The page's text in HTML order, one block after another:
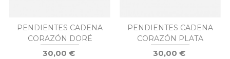
PENDIENTES CADENA
CORAZÓN DORÉ
30,00 €
PENDIENTES CADENA
CORAZÓN PLATA
30,00 €